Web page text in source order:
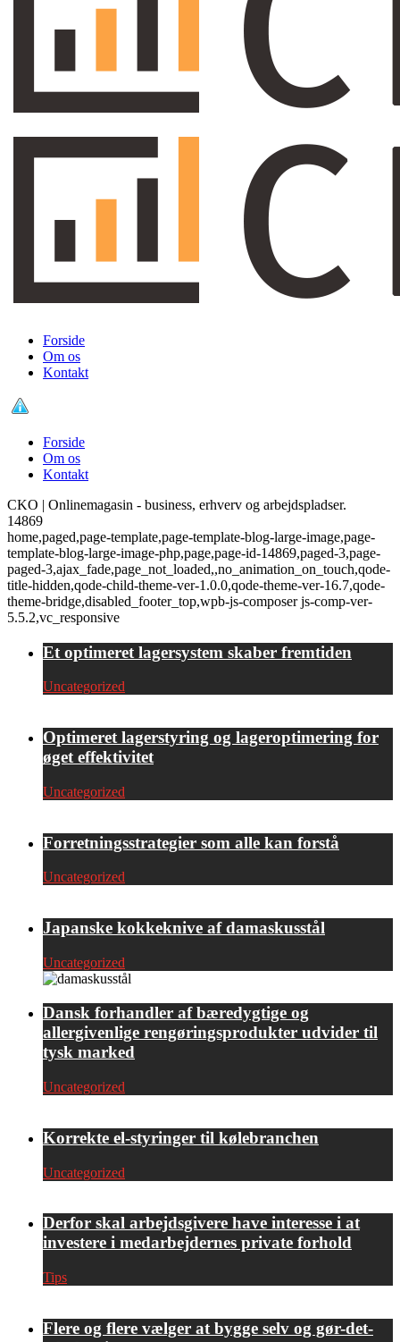
Forside
Om os
Kontakt
Forside
Om os
Kontakt
CKO | Onlinemagasin - business, erhverv og arbejdspladser.
14869
home,paged,page-template,page-template-blog-large-image,page-
template-blog-large-image-php,page,page-id-14869,paged-3,page-
paged-3,ajax_fade,page_not_loaded,,no_animation_on_touch,qode-
title-hidden,qode-child-theme-ver-1.0.0,qode-theme-ver-16.7,qode-
theme-bridge,disabled_footer_top,wpb-js-composer js-comp-ver-
5.5.2,vc_responsive
Et optimeret lagersystem skaber fremtiden
Uncategorized
Optimeret lagerstyring og lageroptimering for
øget effektivitet
Uncategorized
Forretningsstrategier som alle kan forstå
Uncategorized
Japanske kokkeknive af damaskusstål
Uncategorized
Dansk forhandler af bæredygtige og
allergivenlige rengøringsprodukter udvider til
tysk marked
Uncategorized
Korrekte el-styringer til kølebranchen
Uncategorized
Derfor skal arbejdsgivere have interesse i at
investere i medarbejdernes private forhold
Tips
Flere og flere vælger at bygge selv og gør-det-